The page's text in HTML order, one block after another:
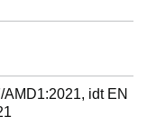
idt EN